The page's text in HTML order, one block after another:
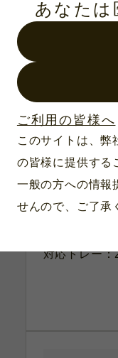
あなたは
ご利用の皆様へ
このサイトは、弊
の皆様に提供する
一般の方への情報
せんので、ご了承
製品番号：6515S
対応トレー